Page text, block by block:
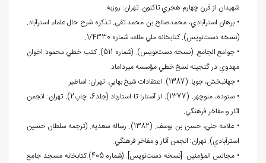
شهيدان از قرن چهارم هجري تاكنون. تهران: روزبه.
• برهان استرآبادي، محمدصالح بن محمد تقي. تذكره شرح حال علماء استرآباد.
(نسخه دستنويس). كتابخانه ملي ملك، شماره 1/4330.
• جوامع الجامع. (نسخه دست
نويس). (شماره 511). كتب خطي محمود اخوان
مهدوي در گنجينه نسخ خطي مؤسسه ميرداماد.
• جهانبخش، جويا. (1387). اعتقادات شيخ بهايي. تهران: اساطير.
• ستوده، منوچهر. (1377). از آستارا تا استارباد (جلد6، چاپ2). تهران: انجمن
آثار و مفاخر فرهنگي.
• علامه حلي، حسن بن يوسف. (1382). رساله سعديه. (ترجمه سلطان حسين
استرآبادي). تهران: انجمن آثار و مفاخر فرهنگي.
• مجالس المؤمنين. [نسخه دست
نويس]. (شماره 405).كتابخانه مسجد جامع